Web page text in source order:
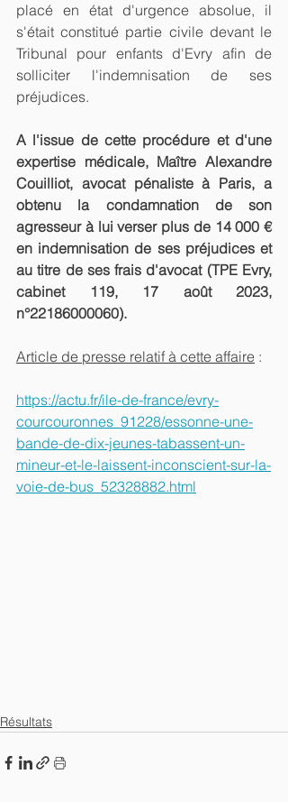
placé en état d'urgence absolue, il
s'était constitué partie civile devant le
Tribunal pour enfants d'Evry afin de
solliciter l'indemnisation de ses
préjudices.
A l'issue de cette procédure et d'une
expertise médicale, Maître Alexandre
Couilliot, avocat pénaliste à Paris, a
obtenu la condamnation de son
agresseur à lui verser plus de 14 000 €
en indemnisation de ses préjudices et
au titre de ses frais d'avocat (TPE Evry,
cabinet 119, 17 août 2023,
n°22186000060).
Article de presse relatif à cette affaire :
https://actu.fr/ile-de-france/evry-
courcouronnes_91228/essonne-une-
bande-de-dix-jeunes-tabassent-un-
mineur-et-le-laissent-inconscient-sur-la-
voie-de-bus_52328882.html
Résultats